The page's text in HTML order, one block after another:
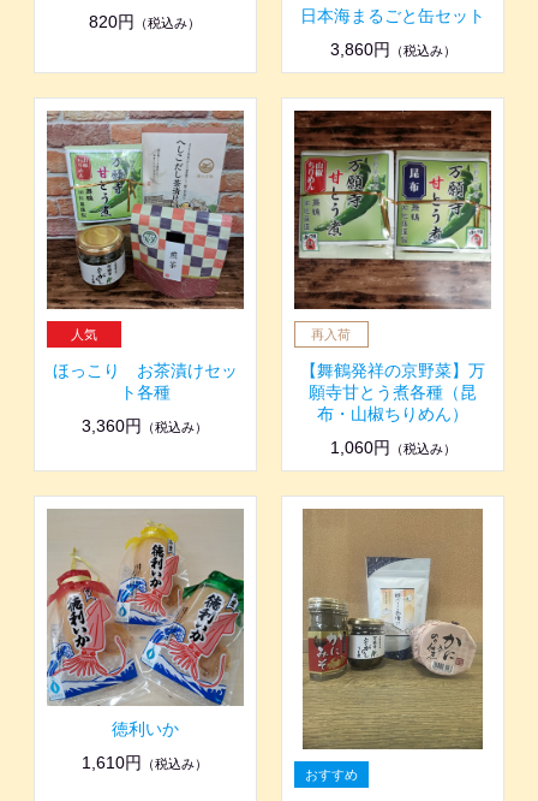
820円
（税込み）
日本海まるごと缶セット
3,860円
（税込み）
ほっこり お茶漬けセッ
ト各種
3,360円
（税込み）
【舞鶴発祥の京野菜】万
願寺甘とう煮各種（昆
布・山椒ちりめん）
1,060円 （税込み）
徳利いか
1,610円
（税込み）